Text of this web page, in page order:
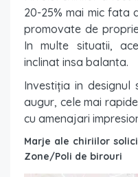
20-25% mai mic fata
promovate de
In multe situatii,
inclinat insa balanta.
Investiția in
augur, cele mai
cu amenajari
Marje ale chiriilor
Zone/Poli de birouri